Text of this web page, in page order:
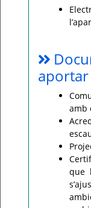
aportar
amb
que